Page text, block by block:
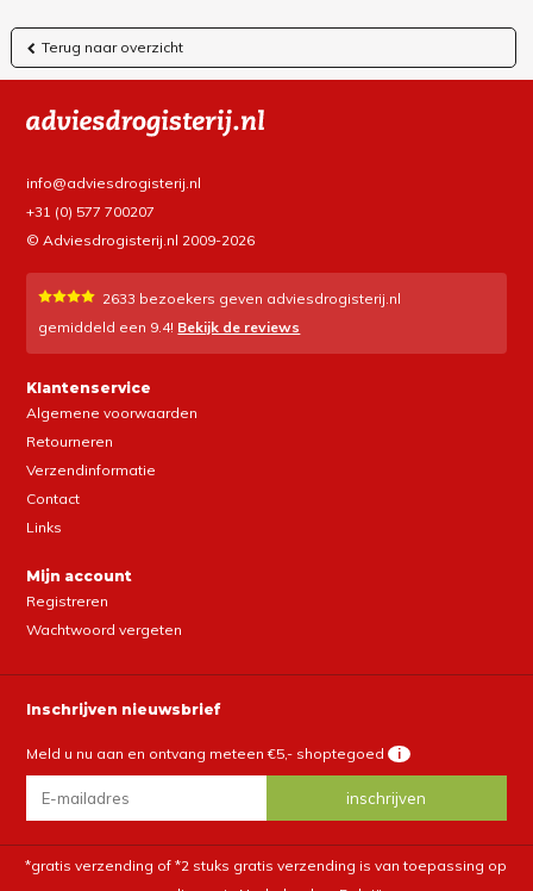
Terug naar overzicht
info@adviesdrogisterij.nl
+31 (0) 577 700207
© Adviesdrogisterij.nl 2009-2026
2633 bezoekers geven adviesdrogisterij.nl
gemiddeld een 9.4! Bekijk de reviews
Klantenservice
Algemene voorwaarden
Retourneren
Verzendinformatie
Contact
Links
Mijn account
Registreren
Wachtwoord vergeten
Inschrijven nieuwsbrief
Meld u nu aan en ontvang meteen €5,- shoptegoed i
*gratis verzending of *2 stuks gratis verzending is van toepassing op